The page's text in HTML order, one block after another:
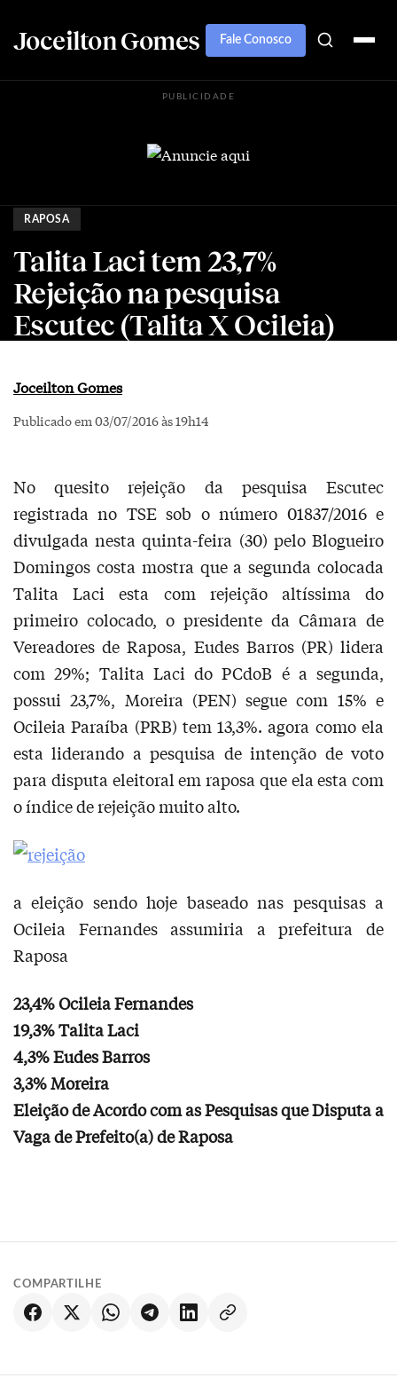
Joceilton Gomes Fale Conosco
PUBLICIDADE
RAPOSA
Talita Laci tem 23,7%
Rejeição na pesquisa
Escutec (Talita X Ocileia)
Joceilton Gomes
Publicado em 03/07/2016 às 19h14
No quesito rejeição da pesquisa Escutec
registrada no TSE sob o número 01837/2016 e
divulgada nesta quinta-feira (30) pelo Blogueiro
Domingos costa mostra que a segunda colocada
Talita Laci esta com rejeição altíssima do
primeiro colocado, o presidente da Câmara de
Vereadores de Raposa, Eudes Barros (PR) lidera
com 29%; Talita Laci do PCdoB é a segunda,
possui 23,7%, Moreira (PEN) segue com 15% e
Ocileia Paraíba (PRB) tem 13,3%. agora como ela
esta liderando a pesquisa de intenção de voto
para disputa eleitoral em raposa que ela esta com
o índice de rejeição muito alto.
a eleição sendo hoje baseado nas pesquisas a
Ocileia Fernandes assumiria a prefeitura de
Raposa
23,4% Ocileia Fernandes
19,3% Talita Laci
4,3% Eudes Barros
3,3% Moreira
Eleição de Acordo com as Pesquisas que Disputa a
Vaga de Prefeito(a) de Raposa
COMPARTILHE